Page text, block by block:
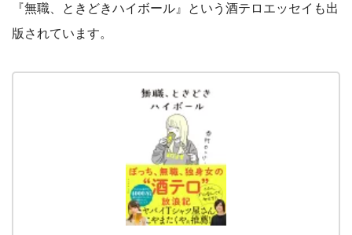
『無職、ときどきハイボール』という酒テロエッセイも出
版されています。